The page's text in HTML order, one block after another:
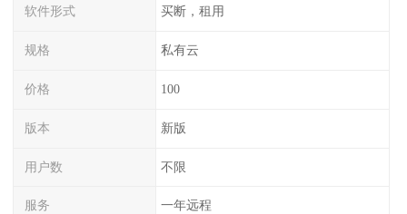
软件形式 买断，租用
规格 私有云
价格 100
版本 新版
用户数 不限
服务 一年远程